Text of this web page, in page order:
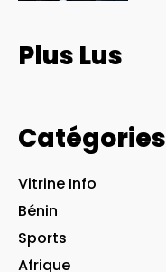
Plus Lus
Catégories
Vitrine Info
Bénin
Sports
Afrique